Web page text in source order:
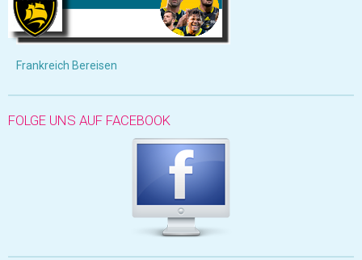
Frankreich Bereisen
FOLGE UNS AUF FACEBOOK